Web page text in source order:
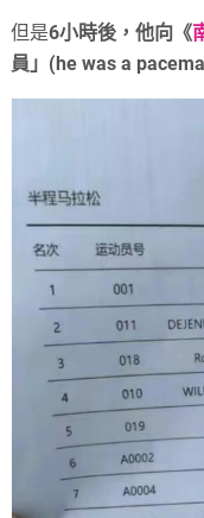
但是6小時後，他向《
員」(he was a